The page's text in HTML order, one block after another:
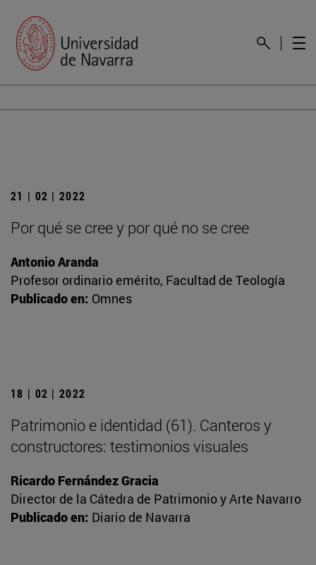
21 | 02 | 2022
Por qué se cree y por qué no se cree
Antonio Aranda
Profesor ordinario emérito, Facultad de Teología
Publicado en: Omnes
18 | 02 | 2022
Patrimonio e identidad (61). Canteros y
constructores: testimonios visuales
Ricardo Fernández Gracia
Director de la Cátedra de Patrimonio y Arte Navarro
Publicado en: Diario de Navarra